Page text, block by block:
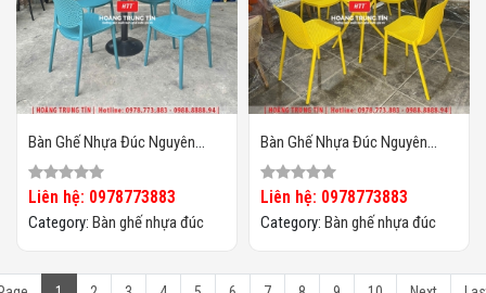
Bàn Ghế Nhựa Đúc Nguyên
Khối HTT05
Liên hệ: 0978773883
Category: Bàn ghế nhựa đúc
Bàn Ghế Nhựa Đúc Nguyên
Khối HTT04
Liên hệ: 0978773883
Category: Bàn ghế nhựa đúc